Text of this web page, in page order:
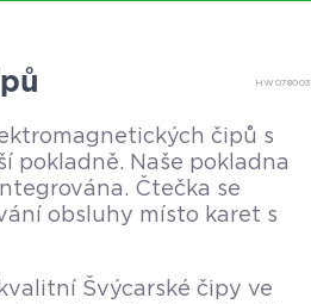
HW078003
čipů s
pokladně. Naše pokladna
Čtečka se
obsluhy místo karet s
Švýcarské čipy ve